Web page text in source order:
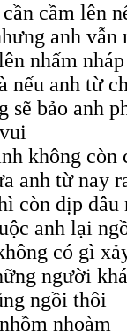
cầm lên
anh vẫn
nhấm nháp
nếu anh từ
sẽ bảo anh
không còn
anh từ nay
còn dịp đâu
anh lại
có gì
người
ngồi thôi
nhoàm